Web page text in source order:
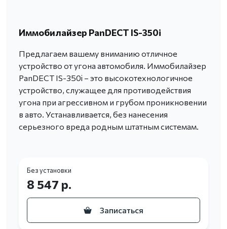
Иммобилайзер PanDECT IS-350i
Предлагаем вашему вниманию отличное
устройство от угона автомобиля. Иммобилайзер
PanDECT IS-350i – это высокотехнологичное
устройство, служащее для противодействия
угона при агрессивном и грубом проникновении
в авто. Устанавливается, без нанесения
серьезного вреда родным штатным системам.
Без установки
8 547 р.
Записаться